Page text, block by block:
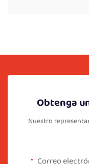
Obtenga
Nuestro
Correo